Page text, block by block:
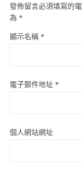
發佈留言必須填寫的
為 *
顯示名稱 *
電子郵件地址 *
個人網站網址